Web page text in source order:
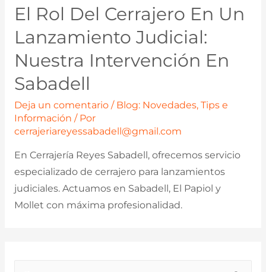
El Rol Del Cerrajero En Un
Lanzamiento Judicial:
Nuestra Intervención En
Sabadell
Deja un comentario / Blog: Novedades, Tips e
Información / Por
cerrajeriareyessabadell@gmail.com
En Cerrajería Reyes Sabadell, ofrecemos servicio
especializado de cerrajero para lanzamientos
judiciales. Actuamos en Sabadell, El Papiol y
Mollet con máxima profesionalidad.